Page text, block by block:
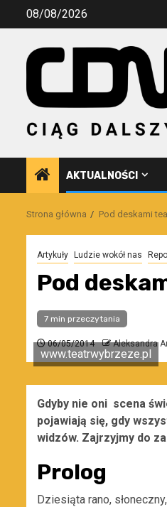
Przejdź08/08/2026
AKTUALNOŚCI
Strona główna Pod deskami
Artykuły Ludzie wokół nas
Pod
7 min przeczytania
06/05/2014 Aleksandra
www.teatrwybrzeze.pl
Gdyby nie oni scena
pojawiają się, gdy
widzów. Zajrzyjmy do
Prolog
Dziesiąta rano,